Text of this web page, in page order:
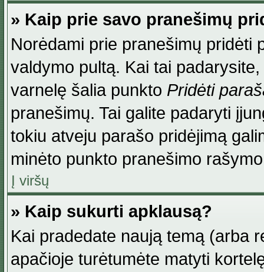
» Kaip prie savo pranešimų
Norėdami prie pranešimų pridėti
valdymo pultą. Kai tai
varnelę šalia punkto Pridėti
pranešimų. Tai galite padaryti
tokiu atveju parašo pridėjimą
minėto punkto pranešimo
Į viršų
» Kaip sukurti apklausą?
Kai pradedate naują temą (arba
apačioje turėtumėte matyti